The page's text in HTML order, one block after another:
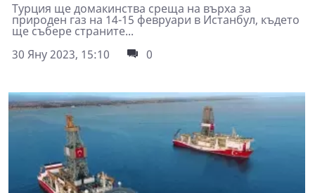
Турция ще домакинства среща на върха за
природен газ на 14-15 февруари в Истанбул, където
ще събере страните...
30 Яну 2023, 15:10
0